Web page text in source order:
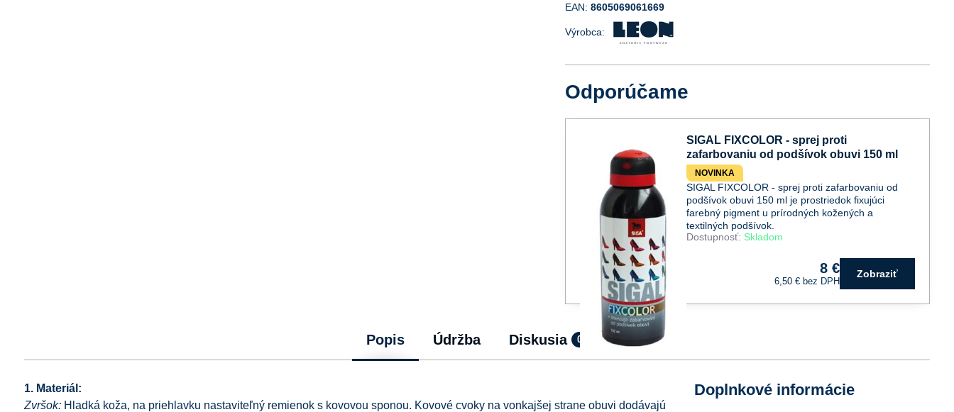
EAN:8605069061669
Výrobca:
Odporúčame
SIGAL FIXCOLOR - sprej proti
zafarbovaniu od podšívok obuvi 150 ml
NOVINKA
SIGAL FIXCOLOR - sprej proti zafarbovaniu od
podšívok obuvi 150 ml je prostriedok fixujúci
farebný pigment u prírodných kožených a
textilných podšívok.
Dostupnosť: Skladom
8 €
6,50 € bez DPH
Zobraziť
Popis Údržba Diskusia 0
1. Materiál:
Zvršok:Hladká koža, na priehlavku nastaviteľný remienok s kovovou sponou. Kovové cvoky na vonkajšej strane obuvi dodávajú
Doplnkové informácie